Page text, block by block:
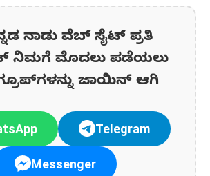
ನಾಡು ವೆಬ್ ಸೈಟ್ ಪ್ರತಿ
ನಿಮಗೆ ಮೊದಲು ಪಡೆಯಲು
ಜಾಯಿನ್ ಆಗಿ
Telegram
Messenger